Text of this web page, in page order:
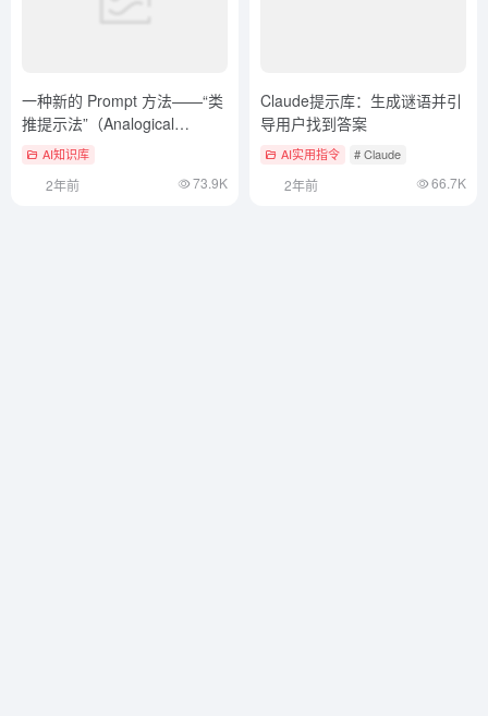
一种新的 Prompt 方法——“类
推提示法”（Analogical
Prompting）
AI知识库
2年前 73.9K
Claude提示库：生成谜语并引
导用户找到答案
AI实用指令 # Claude
2年前 66.7K